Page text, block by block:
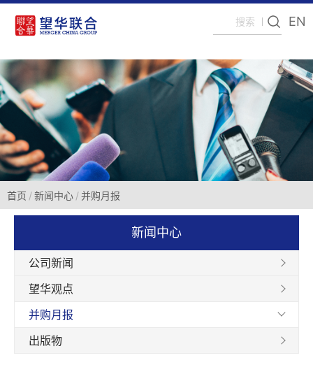
EN
首页 新闻中心 并购月报
新闻中心
公司新闻
望华观点
并购月报
出版物